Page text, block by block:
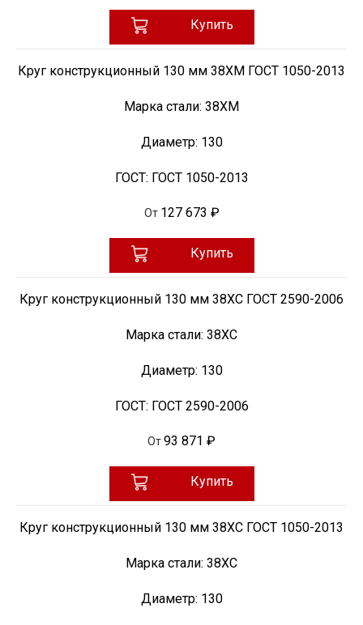
Купить
Круг конструкционный 130 мм 38ХМ ГОСТ 1050-2013
Марка стали: 38ХМ
Диаметр: 130
ГОСТ: ГОСТ 1050-2013
От 127 673 ₽
Купить
Круг конструкционный 130 мм 38ХС ГОСТ 2590-2006
Марка стали: 38ХС
Диаметр: 130
ГОСТ: ГОСТ 2590-2006
От93 871 ₽
Купить
Круг конструкционный 130 мм 38ХС ГОСТ 1050-2013
Марка стали: 38ХС
Диаметр: 130